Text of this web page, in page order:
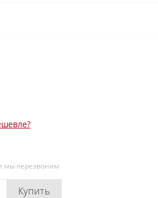
мы перезвоним
Купить